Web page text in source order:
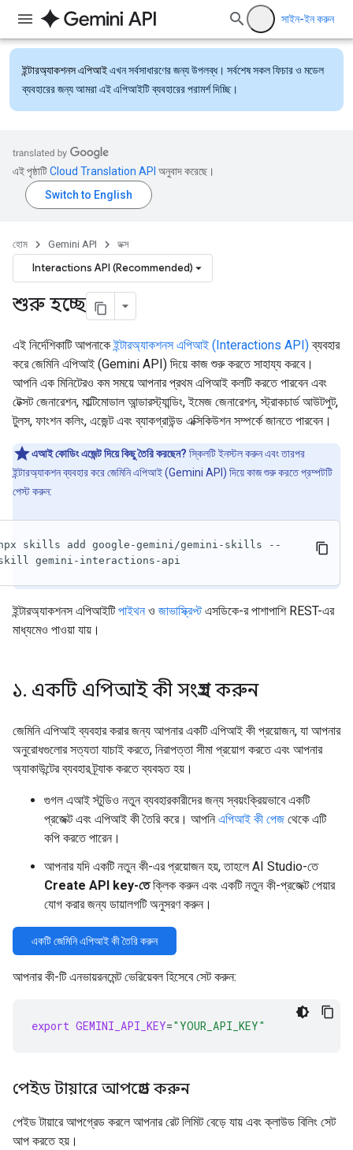
সাইন-ইন করুন
ইন্টারঅ্যাকশনস এপিআইএখন সর্বসাধারণের জন্য উপলব্ধ। সর্বশেষ সকল ফিচার ও মডেল
ব্যবহারের জন্য আমরা এই এপিআইটি ব্যবহারের পরামর্শ দিচ্ছি।
এই পৃষ্ঠাটিCloud Translation API অনুবাদ করেছে।
হোম Gemini API ডক্স
Interactions API (Recommended)
শুরু হচ্ছে
এই নির্দেশিকাটি আপনাকেইন্টারঅ্যাকশনস এপিআই (Interactions API)ব্যবহার
করে জেমিনি এপিআই (Gemini API) দিয়ে কাজ শুরু করতে সাহায্য করবে।
আপনি এক মিনিটেরও কম সময়ে আপনার প্রথম এপিআই কলটি করতে পারবেন এবং
টেক্সট জেনারেশন, মাল্টিমোডাল আন্ডারস্ট্যান্ডিং, ইমেজ জেনারেশন, স্ট্রাকচার্ড আউটপুট,
টুলস, ফাংশন কলিং, এজেন্ট এবং ব্যাকগ্রাউন্ড এক্সিকিউশন সম্পর্কে জানতে পারবেন।
এআই কোডিং এজেন্ট দিয়ে কিছু তৈরি করছেন? স্কিলটি ইনস্টল করুন এবং তারপর
ইন্টারঅ্যাকশন ব্যবহার করে জেমিনি এপিআই (Gemini API) দিয়ে কাজ শুরু করতে প্রম্পটটি
পেস্ট করুন:
skills add google-gemini/gemini-skills --
gemini-interactions-api
ইন্টারঅ্যাকশনস এপিআইটিপাইথনও জাভাস্ক্রিপ্টএসডিকে-র পাশাপাশি REST-এর
মাধ্যমেও পাওয়া যায়।
১. একটি এপিআই কী সংগ্রহ করুন
জেমিনি এপিআই ব্যবহার করার জন্য আপনার একটি এপিআই কী প্রয়োজন, যা আপনার
অনুরোধগুলোর সত্যতা যাচাই করতে, নিরাপত্তা সীমা প্রয়োগ করতে এবং আপনার
অ্যাকাউন্টের ব্যবহার ট্র্যাক করতে ব্যবহৃত হয়।
গুগল এআই স্টুডিও নতুন ব্যবহারকারীদের জন্য স্বয়ংক্রিয়ভাবে একটি
প্রজেক্ট এবং এপিআই কী তৈরি করে। আপনি এপিআই কী পেজ থেকে এটি
কপি করতে পারেন।
আপনার যদি একটি নতুন কী-এর প্রয়োজন হয়, তাহলে AI Studio-তে
Create API key-তেক্লিক করুন এবং একটি নতুন কী-প্রজেক্ট পেয়ার
যোগ করার জন্য ডায়ালগটি অনুসরণ করুন।
একটি জেমিনি এপিআই কী তৈরি করুন
আপনার কী-টি এনভায়রনমেন্ট ভেরিয়েবল হিসেবে সেট করুন:
export GEMINI_API_KEY="YOUR_API_KEY"
পেইড টায়ারে আপগ্রেড করুন
পেইড টায়ারে আপগ্রেড করলে আপনার রেট লিমিট বেড়ে যায় এবং ক্লাউড বিলিং সেট
আপ করতে হয়।